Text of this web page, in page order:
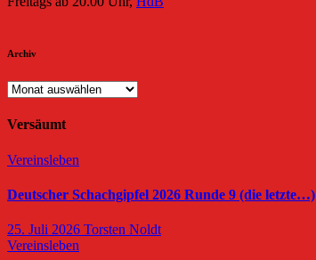
Archiv
Archiv
Versäumt
Vereinsleben
Deutscher Schachgipfel 2026 Runde 9 (die letzte…)
25. Juli 2026 Torsten Noldt
Vereinsleben